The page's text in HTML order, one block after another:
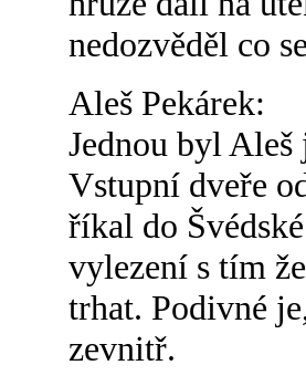
nedozvěděl co
Aleš Pekárek:
Jednou byl
Vstupní dveře
říkal do
vylezení s tím
trhat. Podivné
zevnitř.